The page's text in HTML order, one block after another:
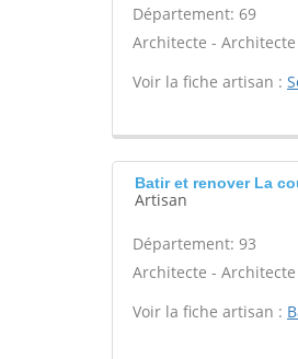
Département: 69
Architecte -
Voir la fiche artisan :
Batir et renover La
Artisan
Département: 93
Architecte -
Voir la fiche artisan :